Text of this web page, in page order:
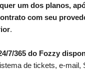
um dos planos,
com seu
.
7/365 do Fozzy
de tickets, e-mail,